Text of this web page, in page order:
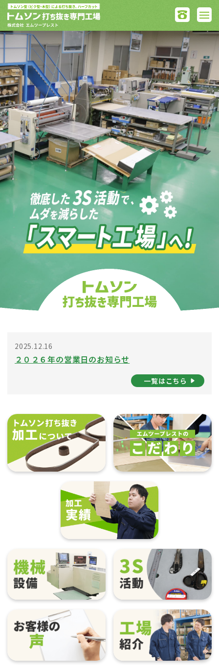
2025.12.16
２０２６年の営業日のお知らせ
一覧はこちら